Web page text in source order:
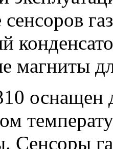
магниты
оснащен
Сенсоры